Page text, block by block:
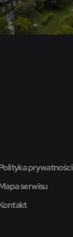
prywatności
serwisu